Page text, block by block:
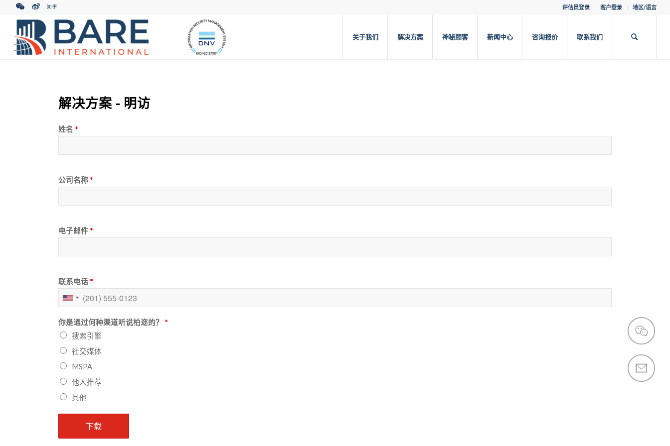
评估员登录 客户登录 地区/语言
关于我们 解决方案 神秘顾客 新闻中心 咨询报价 联系我们
解决方案 - 明访
姓名*
公司名称*
电子邮件*
联系电话*
United
+1
你是通过何种渠道听说柏迩的？*
搜索引擎
社交媒体
MSPA
他人推荐
其他
下载